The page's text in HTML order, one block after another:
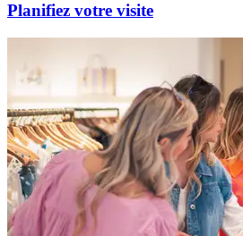
Planifiez votre visite